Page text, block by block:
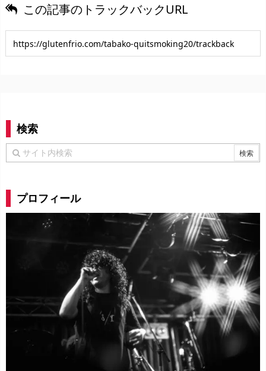
この記事のトラックバックURL
検索
プロフィール